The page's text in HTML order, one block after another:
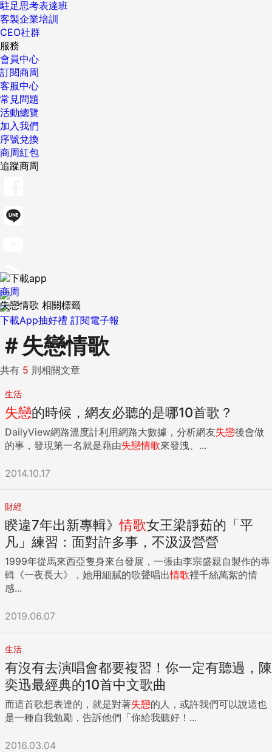
駐足思考表達班
客製企業培訓
CEO社群
服務
會員中心
訂閱商周
客服中心
常見問題
活動總覽
加入我們
序號兌換
商周紅包
追蹤商周
下載App抽好禮 訂閱電子報
商周
失戀情歌 相關標籤
＃ 失戀情歌
共有 5 則相關文章
生活
失戀的時候，網友必聽的是哪10首歌？
DailyView網路溫度計利用網路大數據，分析網友失戀後會做
的事，發現第一名就是藉由失戀情歌來發洩、...
2014.10.17
財經
睽違7年出新專輯》情歌女王梁靜茹的「平
凡」練習：面對許多事，不汲汲營營
1999年從馬來西亞隻身來台發展，一張由李宗盛親自製作的專
輯《一夜長大》，她用細膩的歌聲唱出情歌裡千絲萬絮的情
感...
2019.06.07
生活
有沒有去演唱會都要複習！你一定有聽過，陳
奕迅最經典的10首中文歌曲
而這首歌想表達的，就是對著失戀的人，或許我們可以說這也
是一種自我勉勵，告訴他們「你給我聽好！...
2016.03.04